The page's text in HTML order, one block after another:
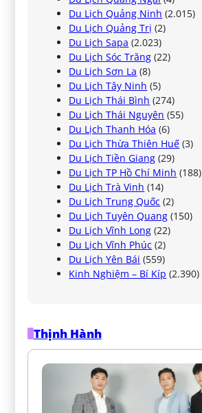
Du Lịch Quảng Ninh (2.015)
Du Lịch Quảng Trị (2)
Du Lịch Sapa (2.023)
Du Lịch Sóc Trăng (22)
Du Lịch Sơn La (8)
Du Lịch Tây Ninh (5)
Du Lịch Thái Bình (274)
Du Lịch Thái Nguyên (55)
Du Lịch Thanh Hóa (6)
Du Lịch Thừa Thiên Huế (3)
Du Lịch Tiền Giang (29)
Du Lịch TP Hồ Chí Minh (188)
Du Lịch Trà Vinh (14)
Du Lịch Trung Quốc (2)
Du Lịch Tuyên Quang (150)
Du Lịch Vĩnh Long (22)
Du Lịch Vĩnh Phúc (2)
Du Lịch Yên Bái (559)
Kinh Nghiệm – Bí Kíp (2.390)
Thịnh Hành